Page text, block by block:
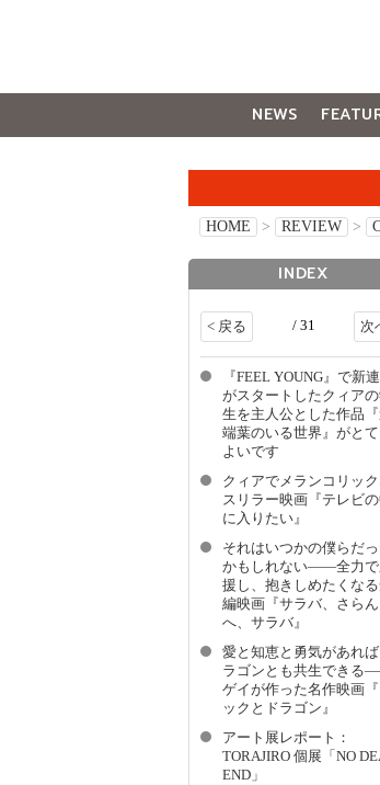
NEWS
HOME > REVIEW >
INDEX
< 戻る / 31 次
『FEEL YOUNG』で新
がスタートしたクィア
生を主人公とした作品
端葉のいる世界』がとて
よいです
クィアでメランコリッ
スリラー映画『テレビ
に入りたい』
それはいつかの僕らだ
かもしれない――全力
援し、抱きしめたくな
編映画『サラバ、さらん
へ、サラバ』
愛と知恵と勇気があれ
ラゴンとも共生できる
ゲイが作った名作映画『
ックとドラゴン』
アート展レポート：
TORAJIRO 個展「NO
END」